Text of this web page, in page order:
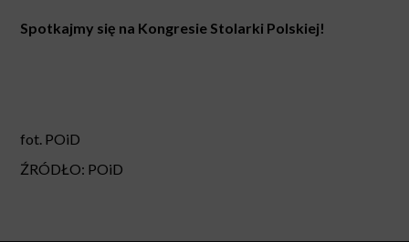
Spotkajmy się na Kongresie Stolarki Polskiej!
fot. POiD
ŹRÓDŁO: POiD